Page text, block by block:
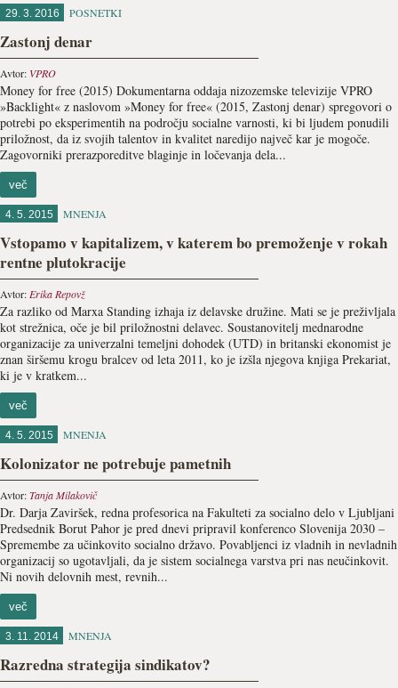
29. 3. 2016 POSNETKI
Zastonj denar
Avtor: VPRO
Money for free (2015) Dokumentarna oddaja nizozemske televizije VPRO
»Backlight« z naslovom »Money for free« (2015, Zastonj denar) spregovori o
potrebi po eksperimentih na področju socialne varnosti, ki bi ljudem ponudili
priložnost, da iz svojih talentov in kvalitet naredijo največ kar je mogoče.
Zagovorniki prerazporeditve blaginje in ločevanja dela...
več
4. 5. 2015 MNENJA
Vstopamo v kapitalizem, v katerem bo premoženje v rokah
rentne plutokracije
Avtor: Erika Repovž
Za razliko od Marxa Standing izhaja iz delavske družine. Mati se je preživljala
kot strežnica, oče je bil priložnostni delavec. Soustanovitelj mednarodne
organizacije za univerzalni temeljni dohodek (UTD) in britanski ekonomist je
znan širšemu krogu bralcev od leta 2011, ko je izšla njegova knjiga Prekariat,
ki je v kratkem...
več
4. 5. 2015 MNENJA
Kolonizator ne potrebuje pametnih
Avtor:Tanja Milakovič
Dr. Darja Zaviršek, redna profesorica na Fakulteti za socialno delo v Ljubljani
Predsednik Borut Pahor je pred dnevi pripravil konferenco Slovenija 2030 –
Spremembe za učinkovito socialno državo. Povabljenci iz vladnih in nevladnih
organizacij so ugotavljali, da je sistem socialnega varstva pri nas neučinkovit.
Ni novih delovnih mest, revnih...
več
3. 11. 2014 MNENJA
Razredna strategija sindikatov?